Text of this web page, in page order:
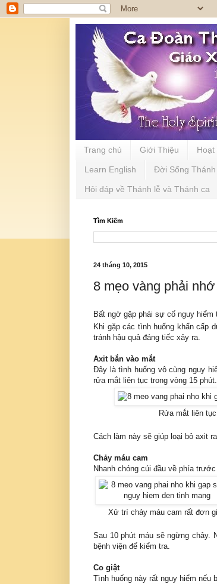
Trang chủ Giới Thiệu
Learn English Đời Sống Thánh
Hỏi đáp về Thánh lễ và Thánh ca
Tìm Kiếm
24 tháng 10, 2015
8 mẹo vàng phải
Bất ngờ gặp phải sự cố nguy
Khi gặp các tình huống khẩn cấp
tránh hậu quả đáng tiếc xảy ra.
Axit bắn vào mắt
Đây là tình huống vô cùng nguy
rửa mắt liên tục trong vòng 15
Rửa mắt liên
Cách làm này sẽ giúp loại bỏ axit
Chảy máu cam
Nhanh chóng cúi đầu về phía
Xử trí chảy máu cam rất đơn
Sau 10 phút máu sẽ ngừng chảy.
bệnh viện để kiểm tra.
Co giật
Tình huống này rất nguy hiểm